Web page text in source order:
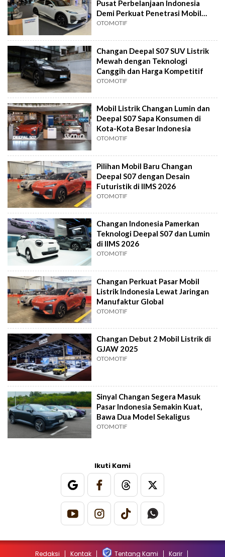
Pusat Perbelanjaan Indonesia
Demi Perkuat Penetrasi Mobil
Listrik
OTOMOTIF
Changan Deepal S07 SUV Listrik
Mewah dengan Teknologi
Canggih dan Harga Kompetitif
OTOMOTIF
Mobil Listrik Changan Lumin dan
Deepal S07 Sapa Konsumen di
Kota-Kota Besar Indonesia
OTOMOTIF
Pilihan Mobil Baru Changan
Deepal S07 dengan Desain
Futuristik di IIMS 2026
OTOMOTIF
Changan Indonesia Pamerkan
Teknologi Deepal S07 dan Lumin
di IIMS 2026
OTOMOTIF
Changan Perkuat Pasar Mobil
Listrik Indonesia Lewat Jaringan
Manufaktur Global
OTOMOTIF
Changan Debut 2 Mobil Listrik di
GJAW 2025
OTOMOTIF
Sinyal Changan Segera Masuk
Pasar Indonesia Semakin Kuat,
Bawa Dua Model Sekaligus
OTOMOTIF
Ikuti Kami
Redaksi Kontak Tentang Kami Karir